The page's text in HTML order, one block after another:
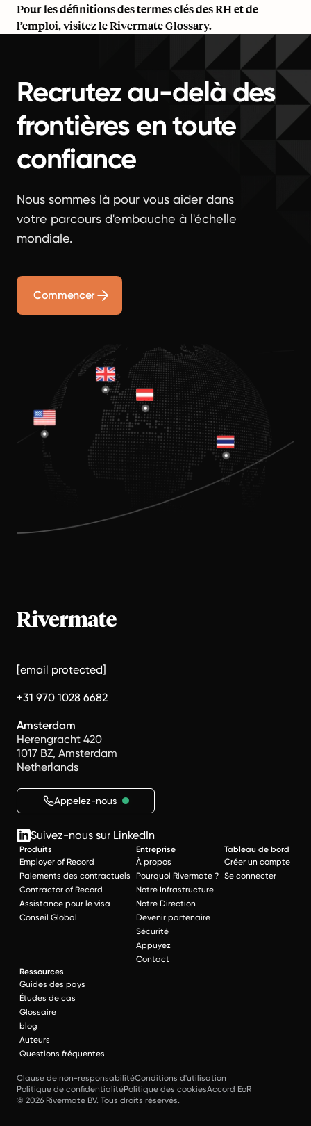
Pour les définitions des termes clés des RH et de
l’emploi, visitez leRivermate Glossary.
Recrutez au-delà des
frontières en toute
confiance
Nous sommes là pour vous aider dans
votre parcours d'embauche à l'échelle
mondiale.
Commencer
[email protected]
+31 970 1028 6682
Amsterdam
Herengracht 420
1017 BZ, Amsterdam
Netherlands
Appelez-nous
Suivez-nous sur LinkedIn
Produits
Employer of Record
Paiements des contractuels
Contractor of Record
Assistance pour le visa
Conseil Global
Entreprise
À propos
Pourquoi Rivermate ?
Notre Infrastructure
Notre Direction
Devenir partenaire
Sécurité
Appuyez
Contact
Tableau de bord
Créer un compte
Se connecter
Ressources
Guides des pays
Études de cas
Glossaire
blog
Auteurs
Questions fréquentes
Clause de non-responsabilitéConditions d'utilisation
Politique de confidentialitéPolitique des cookiesAccord EoR
© 2026 Rivermate BV. Tous droits réservés.